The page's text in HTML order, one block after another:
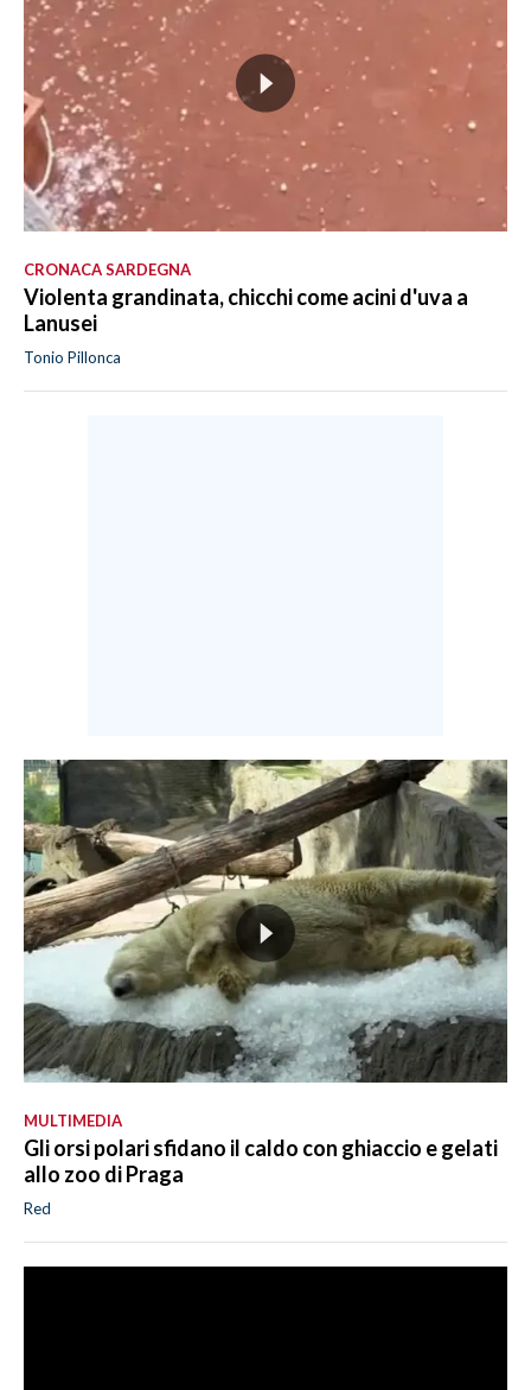
CRONACA SARDEGNA
Violenta grandinata, chicchi come acini d'uva a
Lanusei
Tonio Pillonca
MULTIMEDIA
Gli orsi polari sfidano il caldo con ghiaccio e gelati
allo zoo di Praga
Red